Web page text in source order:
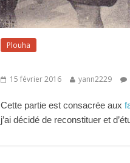
Plouha
15 février 2016 yann2229
Cette partie est consacrée aux
j’ai décidé de reconstituer et